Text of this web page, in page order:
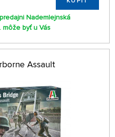
Nademlejnská
môže byť u Vás
Assault